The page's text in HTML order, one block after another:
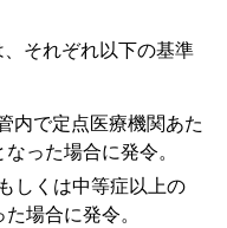
それぞれ以下の基準
内で定点医療機関あた
った場合に発令。
しくは中等症以上の
場合に発令。